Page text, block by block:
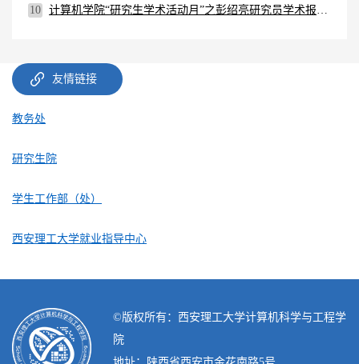
10
友情链接
教务处
研究生院
学生工作部（处）
西安理工大学就业指导中心
©️版权所有：西安理工大学计算机科学与工程学
院
地址：陕西省西安市金花南路5号